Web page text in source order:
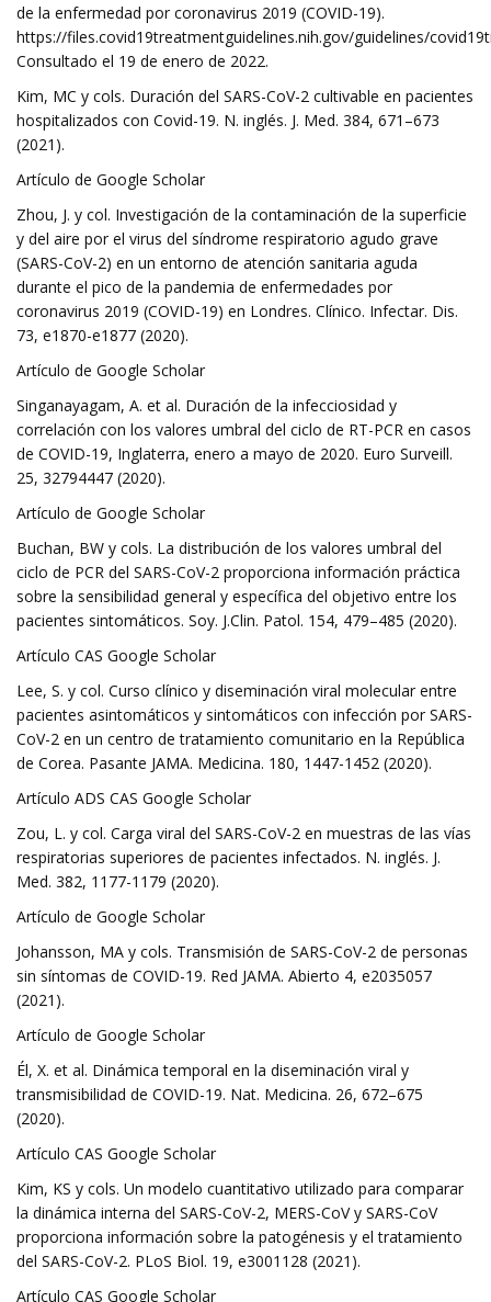
de la enfermedad por coronavirus 2019 (COVID-19).
https://files.covid19treatmentguidelines.nih.gov/guidelines/
Consultado el 19 de enero de 2022.
Kim, MC y cols. Duración del SARS-CoV-2 cultivable en pacientes
hospitalizados con Covid-19. N. inglés. J. Med. 384, 671–673
(2021).
Artículo de Google Scholar
Zhou, J. y col. Investigación de la contaminación de la superficie
y del aire por el virus del síndrome respiratorio agudo grave
(SARS-CoV-2) en un entorno de atención sanitaria aguda
durante el pico de la pandemia de enfermedades por
coronavirus 2019 (COVID-19) en Londres. Clínico. Infectar. Dis.
73, e1870-e1877 (2020).
Artículo de Google Scholar
Singanayagam, A. et al. Duración de la infecciosidad y
correlación con los valores umbral del ciclo de RT-PCR en casos
de COVID-19, Inglaterra, enero a mayo de 2020. Euro Surveill.
25, 32794447 (2020).
Artículo de Google Scholar
Buchan, BW y cols. La distribución de los valores umbral del
ciclo de PCR del SARS-CoV-2 proporciona información práctica
sobre la sensibilidad general y específica del objetivo entre los
pacientes sintomáticos. Soy. J.Clin. Patol. 154, 479–485 (2020).
Artículo CAS Google Scholar
Lee, S. y col. Curso clínico y diseminación viral molecular entre
pacientes asintomáticos y sintomáticos con infección por SARS-
CoV-2 en un centro de tratamiento comunitario en la República
de Corea. Pasante JAMA. Medicina. 180, 1447-1452 (2020).
Artículo ADS CAS Google Scholar
Zou, L. y col. Carga viral del SARS-CoV-2 en muestras de las vías
respiratorias superiores de pacientes infectados. N. inglés. J.
Med. 382, 1177-1179 (2020).
Artículo de Google Scholar
Johansson, MA y cols. Transmisión de SARS-CoV-2 de personas
sin síntomas de COVID-19. Red JAMA. Abierto 4, e2035057
(2021).
Artículo de Google Scholar
Él, X. et al. Dinámica temporal en la diseminación viral y
transmisibilidad de COVID-19. Nat. Medicina. 26, 672–675
(2020).
Artículo CAS Google Scholar
Kim, KS y cols. Un modelo cuantitativo utilizado para comparar
la dinámica interna del SARS-CoV-2, MERS-CoV y SARS-CoV
proporciona información sobre la patogénesis y el tratamiento
del SARS-CoV-2. PLoS Biol. 19, e3001128 (2021).
Artículo CAS Google Scholar